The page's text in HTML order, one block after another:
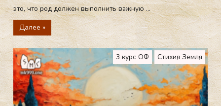
это, что род должен выполнить важную ...
Далее »
3 курс ОФ Стихия Земля